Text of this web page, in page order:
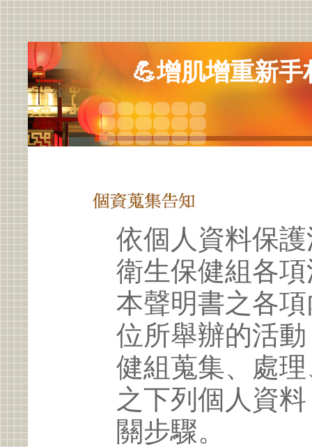
💪增肌增重新
依個人資料保
衛生保健組各
本聲明書之各
位所舉辦的活
健組蒐集、處
之下列個人資
關步驟。